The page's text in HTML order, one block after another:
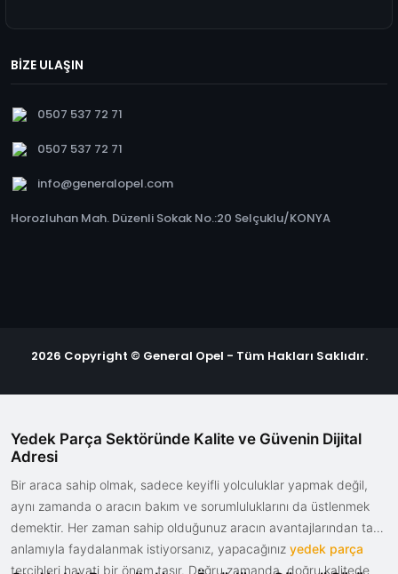
BİZE ULAŞIN
0507 537 72 71
0507 537 72 71
info@generalopel.com
Horozluhan Mah. Düzenli Sokak No.:20 Selçuklu/KONYA
2026 Copyright © General Opel - Tüm Hakları Saklıdır.
Yedek Parça Sektöründe Kalite ve Güvenin Dijital
Adresi
Bir araca sahip olmak, sadece keyifli yolculuklar yapmak değil,
aynı zamanda o aracın bakım ve sorumluluklarını da üstlenmek
demektir. Her zaman sahip olduğunuz aracın avantajlarından tam
anlamıyla faydalanmak istiyorsanız, yapacağınız yedek parça
tercihleri hayati bir önem taşır. Doğru zamanda, doğru kalitede